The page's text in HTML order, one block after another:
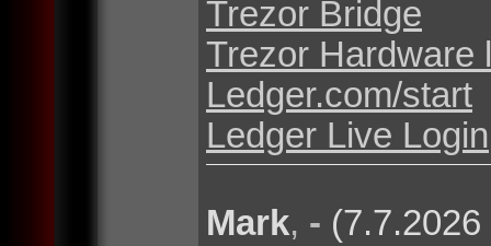
Trezor Bridge
Trezor Hardware
Ledger.com/start
Ledger Live Login
Mark, -